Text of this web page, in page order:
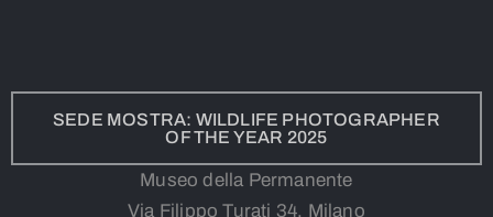
SEDE MOSTRA: WILDLIFE PHOTOGRAPHER
OF THE YEAR 2025
Museo della Permanente
Via Filippo Turati 34, Milano